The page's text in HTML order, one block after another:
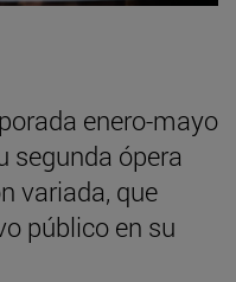
enero-mayo
segunda ópera
variada, que
público en su